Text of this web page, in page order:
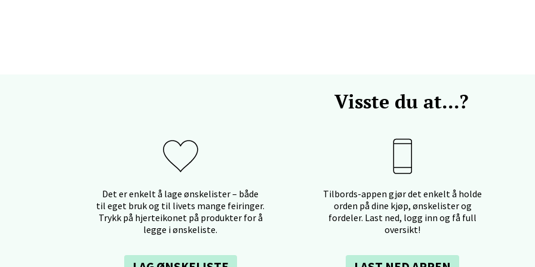
Visste du at...?
Det er enkelt å lage ønskelister – både
til eget bruk og til livets mange feiringer.
Trykk på hjerteikonet på produkter for å
legge i ønskeliste.
Tilbords-appen gjør det enkelt å holde
orden på dine kjøp, ønskelister og
fordeler. Last ned, logg inn og få full
oversikt!
Torget 7, 3210 Sandefjord
Karlsøyveien 12, 9015 Tromsø
Åpent i dag 10-21